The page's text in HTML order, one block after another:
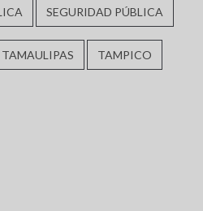
SEGURIDAD PÚBLICA
TAMAULIPAS TAMPICO